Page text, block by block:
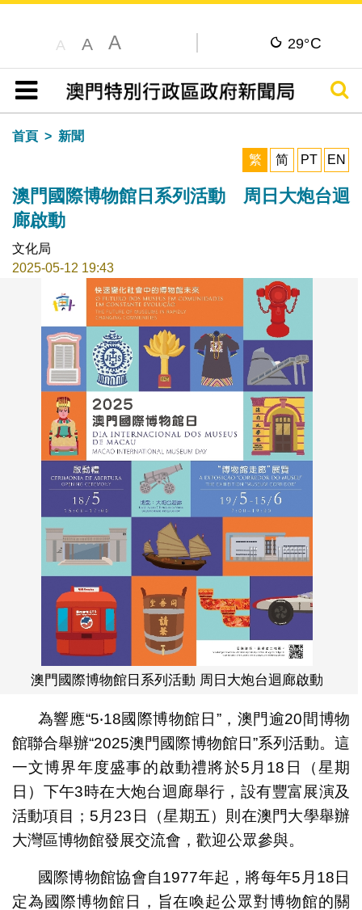
A A A 29°C
目錄
搜尋
首頁
新聞
繁
简 PT EN
澳門國際博物館日系列活動 周日大炮台迴
廊啟動
文化局
2025-05-12 19:43
澳門國際博物館日系列活動 周日大炮台迴廊啟動
為響應“5‧18國際博物館日”，澳門逾20間博物
館聯合舉辦“2025澳門國際博物館日”系列活動。這
一文博界年度盛事的啟動禮將於5月18日（星期
日）下午3時在大炮台迴廊舉行，設有豐富展演及
活動項目；5月23日（星期五）則在澳門大學舉辦
大灣區博物館發展交流會，歡迎公眾參與。
國際博物館協會自1977年起，將每年5月18日
定為國際博物館日，旨在喚起公眾對博物館的關